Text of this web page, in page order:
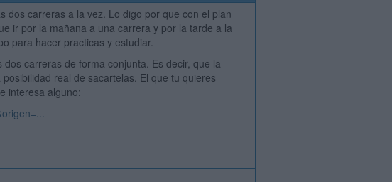
dos carreras a la vez. Lo digo por que con el plan
ir por la mañana a una carrera y por la tarde a la
para hacer practicas y estudiar.
carreras de forma conjunta. Es decir, que la
real de sacartelas. El que tu quieres
interesa alguno: